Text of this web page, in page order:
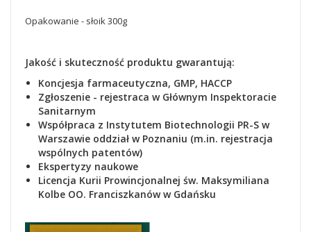
Opakowanie - słoik 300g
Jakość i skuteczność produktu gwarantują:
Koncjesja farmaceutyczna, GMP, HACCP
Zgłoszenie - rejestraca w Głównym Inspektoracie
Sanitarnym
Współpraca z Instytutem Biotechnologii PR-S w
Warszawie oddział w Poznaniu (m.in. rejestracja
wspólnych patentów)
Ekspertyzy naukowe
Licencja Kurii Prowincjonalnej św. Maksymiliana
Kolbe OO. Franciszkanów w Gdańsku